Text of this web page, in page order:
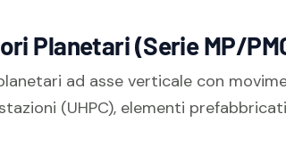
Planetari (Serie MP/
ad asse verticale con
(UHPC), elementi